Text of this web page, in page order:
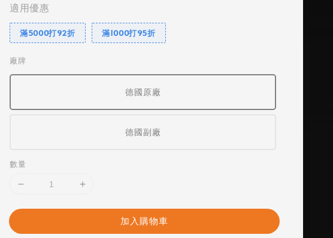
適用優惠
滿5000打92折 滿1000打95折
廠牌
德國原廠
德國副廠
數量
加入購物車